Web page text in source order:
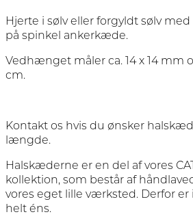
Hjerte i sølv eller forgyldt sølv
på spinkel ankerkæde.
Vedhænget måler ca. 14 x 14 mm
cm.
Kontakt os hvis du ønsker
længde.
Halskæderne er en del af vores
kollektion, som består af
vores eget lille værksted. Derfor
helt éns.